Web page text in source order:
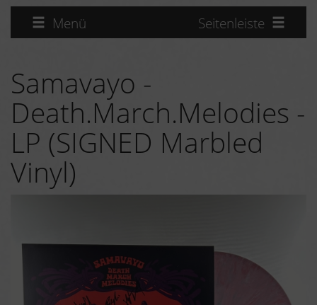
Menü Seitenleiste
Samavayo -
Death.March.Melodies -
LP (SIGNED Marbled
Vinyl)